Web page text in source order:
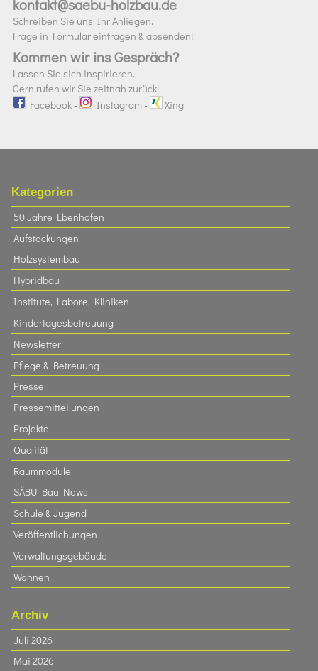
kontakt@saebu-holzbau.de
Schreiben Sie uns Ihr Anliegen.
Frage in Formular eintragen & absenden!
Kommen wir ins Gespräch?
Lassen Sie sich inspirieren.
Gern rufen wir Sie zeitnah zurück!
Facebook- Instagram- Xing
Kategorien
50 Jahre Ebenhofen
Aufstockungen
Holzsystembau
Hybridbau
Institute, Labore, Kliniken
Kindertagesbetreuung
Newsletter
Pflege & Betreuung
Presse
Pressemitteilungen
Projekte
Qualität
Raummodule
SÄBU Bau News
Schule & Jugend
Veröffentlichungen
Verwaltungsgebäude
Wohnen
Archiv
Juli 2026
Mai 2026